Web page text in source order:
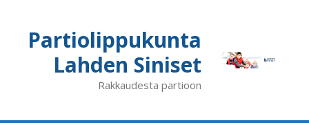
Partiolippukunta
Lahden Siniset
Rakkaudesta partioon